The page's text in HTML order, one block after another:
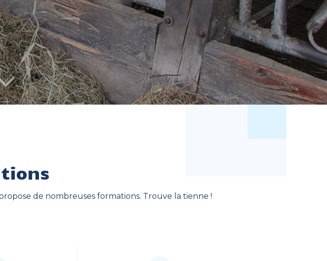
de nombreuses formations. Trouve la tienne !